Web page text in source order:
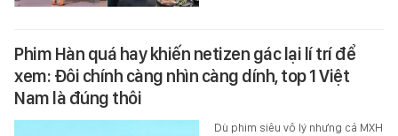
Phim Hàn quá hay khiến netizen gác lại lí trí để
xem: Đôi chính càng nhìn càng dính, top 1 Việt
Nam là đúng thôi
Dù phim siêu vô lý nhưng cả MXH